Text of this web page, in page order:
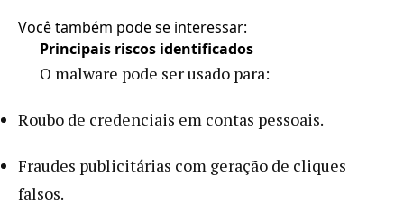
Você também pode se interessar:
Principais riscos identificados
O malware pode ser usado para:
Roubo de credenciais em contas pessoais.
Fraudes publicitárias com geração de cliques
falsos.